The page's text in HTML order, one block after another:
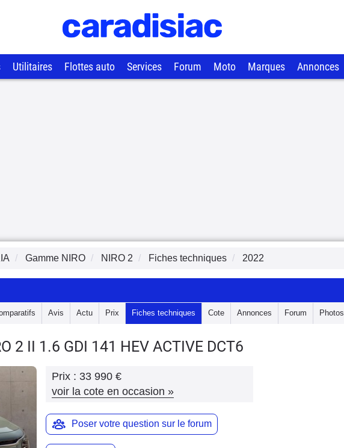
Utilitaires Flottes auto Services Forum Moto Marques Annonces
Gamme NIRO NIRO 2 Fiches techniques 2022
Avis Actu Prix Fiches techniques Cote Annonces Forum Photos
2 II 1.6 GDI 141 HEV ACTIVE DCT6
Prix : 33 990 €
voir la cote en occasion »
Poser votre question sur le forum